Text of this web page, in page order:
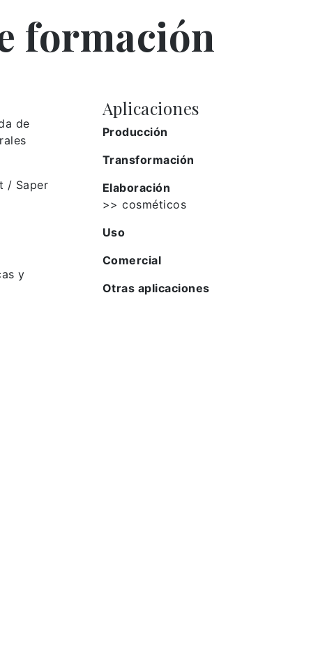
formación
de
/ Saper
y
Aplicaciones
Producción
Transformación
Elaboración
>> cosméticos
Uso
Comercial
Otras aplicaciones